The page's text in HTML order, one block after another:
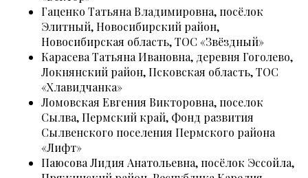
Гаценко Татьяна Владимировна, посёлок
Элитный, Новосибирский район,
Новосибирская область, ТОС «Звёздный»
Карасева Татьяна Ивановна, деревня Гоголево,
Локнянский район, Псковская область, ТОС
«Хлавидчанка»
Ломовская Евгения Викторовна, поселок
Сылва, Пермский край, Фонд развития
Сылвенского поселения Пермского района
«Лифт»
Паюсова Лидия Анатольевна, посёлок Эссойла,